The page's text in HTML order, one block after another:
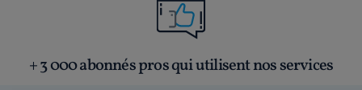
+ 3 000 abonnés pros qui utilisent nos services